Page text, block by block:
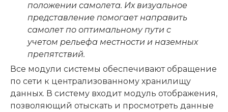
положении самолета. Их визуальное
представление помогает направить
самолет по оптимальному пути с
учетом рельефа местности и наземных
препятствий.
Все модули системы обеспечивают обращение
по сети к централизованному хранилищу
данных. В систему входит модуль отображения,
позволяющий отыскать и просмотреть данные